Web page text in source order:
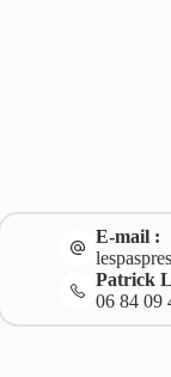
E-mail :
Patrick
06 84 09